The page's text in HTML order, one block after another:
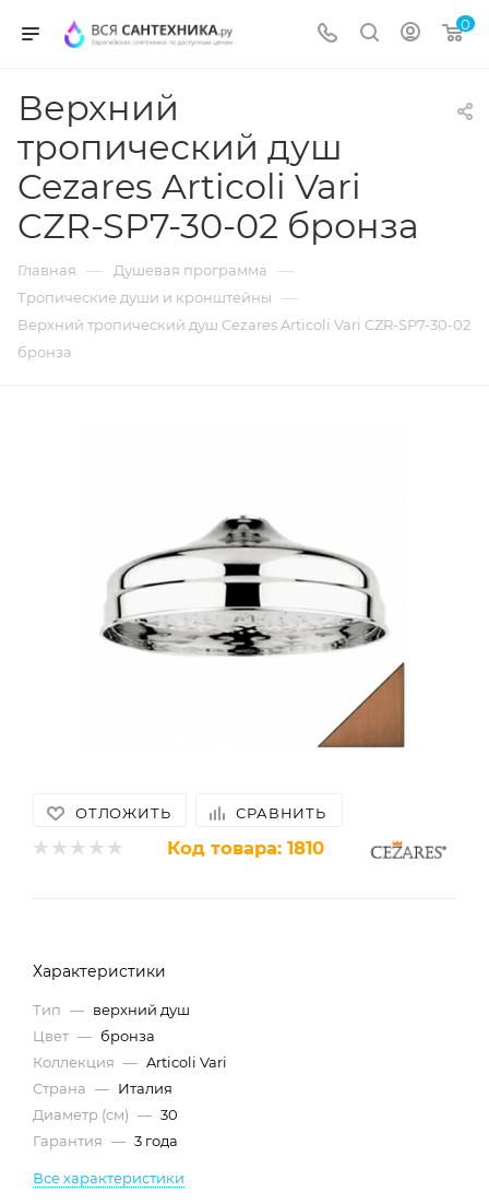
0
Верхний
тропический душ
Cezares Articoli Vari
CZR-SP7-30-02 бронза
Главная — Душевая программа —
Тропические души и кронштейны —
Верхний тропический душ Cezares Articoli Vari CZR-SP7-30-02
бронза
ОТЛОЖИТЬ СРАВНИТЬ
Код товара: 1810
Характеристики
Тип — верхний душ
Цвет — бронза
Коллекция — Articoli Vari
Страна — Италия
Диаметр (см) — 30
Гарантия — 3 года
Все характеристики